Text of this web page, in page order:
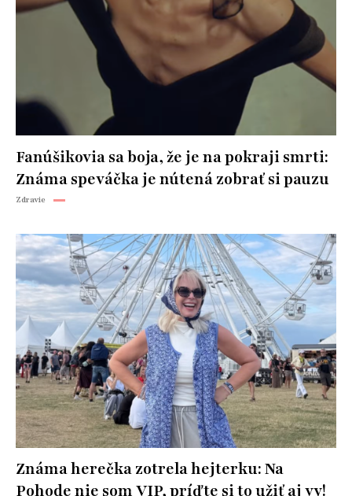
Fanúšikovia sa boja, že je na pokraji smrti:
Známa speváčka je nútená zobrať si pauzu
Zdravie
Známa herečka zotrela hejterku: Na
Pohode nie som VIP, príďte si to užiť aj vy!